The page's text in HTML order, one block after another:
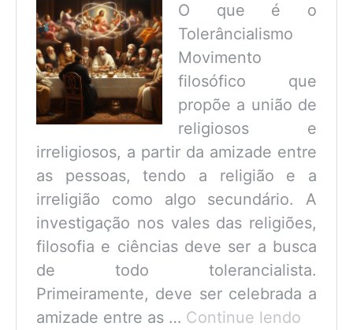
O que é o
Tolerâncialismo
Movimento
filosófico que
propõe a união de
religiosos e
irreligiosos, a partir da amizade entre
as pessoas, tendo a religião e a
irreligião como algo secundário. A
investigação nos vales das religiões,
filosofia e ciências deve ser a busca
de todo tolerancialista.
Primeiramente, deve ser celebrada a
amizade entre as … Continue lendo